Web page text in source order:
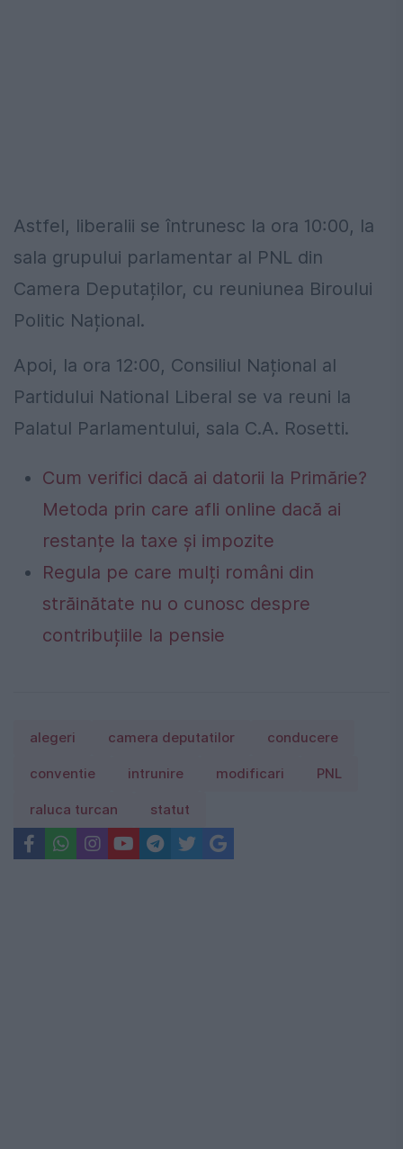
Astfel, liberalii se întrunesc la ora 10:00, la
sala grupului parlamentar al PNL din
Camera Deputaților, cu reuniunea Biroului
Politic Național.
Apoi, la ora 12:00, Consiliul Național al
Partidului National Liberal se va reuni la
Palatul Parlamentului, sala C.A. Rosetti.
Cum verifici dacă ai datorii la Primărie?
Metoda prin care afli online dacă ai
restanțe la taxe și impozite
Regula pe care mulți români din
străinătate nu o cunosc despre
contribuțiile la pensie
alegeri camera deputatilor conducere
conventie intrunire modificari PNL
raluca turcan statut